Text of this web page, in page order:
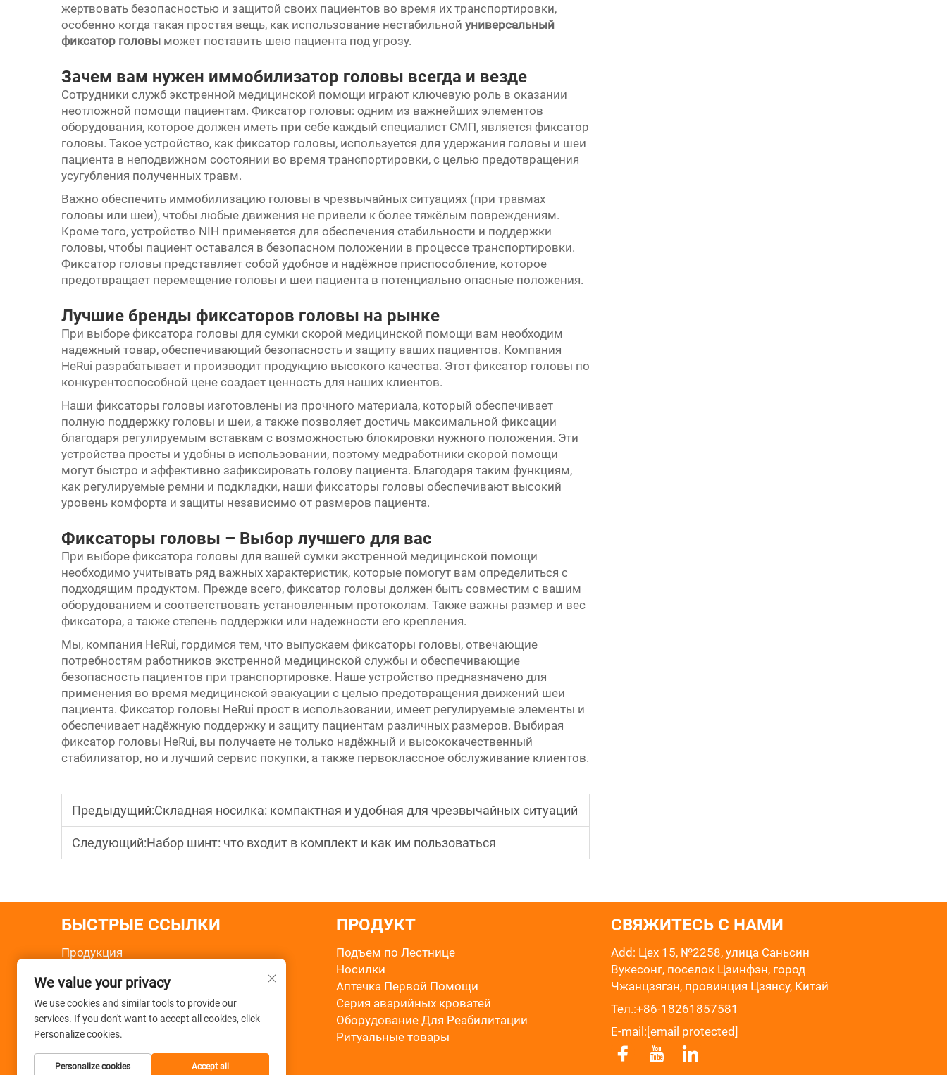
жертвовать безопасностью и защитой своих пациентов во время их транспортировки,
особенно когда такая простая вещь, как использование нестабильной универсальный
фиксатор головы может поставить шею пациента под угрозу.
Зачем вам нужен иммобилизатор головы всегда и везде
Сотрудники служб экстренной медицинской помощи играют ключевую роль в оказании
неотложной помощи пациентам. Фиксатор головы: одним из важнейших элементов
оборудования, которое должен иметь при себе каждый специалист СМП, является фиксатор
головы. Такое устройство, как фиксатор головы, используется для удержания головы и шеи
пациента в неподвижном состоянии во время транспортировки, с целью предотвращения
усугубления полученных травм.
Важно обеспечить иммобилизацию головы в чрезвычайных ситуациях (при травмах
головы или шеи), чтобы любые движения не привели к более тяжёлым повреждениям.
Кроме того, устройство NIH применяется для обеспечения стабильности и поддержки
головы, чтобы пациент оставался в безопасном положении в процессе транспортировки.
Фиксатор головы представляет собой удобное и надёжное приспособление, которое
предотвращает перемещение головы и шеи пациента в потенциально опасные положения.
Лучшие бренды фиксаторов головы на рынке
При выборе фиксатора головы для сумки скорой медицинской помощи вам необходим
надежный товар, обеспечивающий безопасность и защиту ваших пациентов. Компания
HeRui разрабатывает и производит продукцию высокого качества. Этот фиксатор головы по
конкурентоспособной цене создает ценность для наших клиентов.
Наши фиксаторы головы изготовлены из прочного материала, который обеспечивает
полную поддержку головы и шеи, а также позволяет достичь максимальной фиксации
благодаря регулируемым вставкам с возможностью блокировки нужного положения. Эти
устройства просты и удобны в использовании, поэтому медработники скорой помощи
могут быстро и эффективно зафиксировать голову пациента. Благодаря таким функциям,
как регулируемые ремни и подкладки, наши фиксаторы головы обеспечивают высокий
уровень комфорта и защиты независимо от размеров пациента.
Фиксаторы головы – Выбор лучшего для вас
При выборе фиксатора головы для вашей сумки экстренной медицинской помощи
необходимо учитывать ряд важных характеристик, которые помогут вам определиться с
подходящим продуктом. Прежде всего, фиксатор головы должен быть совместим с вашим
оборудованием и соответствовать установленным протоколам. Также важны размер и вес
фиксатора, а также степень поддержки или надежности его крепления.
Мы, компания HeRui, гордимся тем, что выпускаем фиксаторы головы, отвечающие
потребностям работников экстренной медицинской службы и обеспечивающие
безопасность пациентов при транспортировке. Наше устройство предназначено для
применения во время медицинской эвакуации с целью предотвращения движений шеи
пациента. Фиксатор головы HeRui прост в использовании, имеет регулируемые элементы и
обеспечивает надёжную поддержку и защиту пациентам различных размеров. Выбирая
фиксатор головы HeRui, вы получаете не только надёжный и высококачественный
стабилизатор, но и лучший сервис покупки, а также первоклассное обслуживание клиентов.
Предыдущий:Складная носилка: компактная и удобная для чрезвычайных ситуаций
Следующий:Набор шинт: что входит в комплект и как им пользоваться
БЫСТРЫЕ ССЫЛКИ
Продукция
Новости
Применение
Часто Задаваемые Вопросы
Свяжитесь с нами
ПРОДУКТ
Подъем по Лестнице
Носилки
Аптечка Первой Помощи
Серия аварийных кроватей
Оборудование Для Реабилитации
Ритуальные товары
СВЯЖИТЕСЬ С НАМИ
Add: Цех 15, №2258, улица Саньсин
Вукесонг, поселок Цзинфэн, город
Чжанцзяган, провинция Цзянсу, Китай
Тел.:+86-18261857581
E-mail: [email protected]
We value your privacy
We use cookies and similar tools to provide our
services. If you don't want to accept all cookies, click
Personalize cookies.
Personalize cookies Accept all